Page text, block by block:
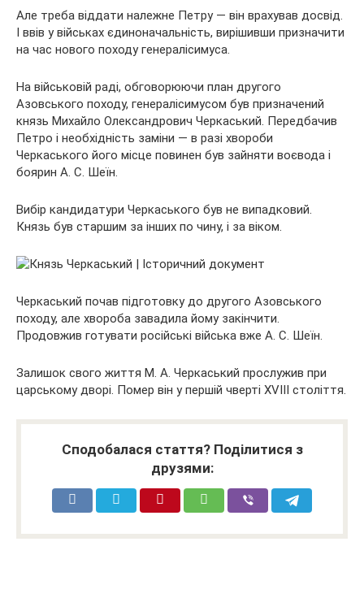
Але треба віддати належне Петру — він врахував досвід.
І ввів у військах єдиноначальність, вирішивши призначити
на час нового походу генералісимуса.
На військовій раді, обговорюючи план другого
Азовського походу, генералісимусом був призначений
князь Михайло Олександрович Черкаський. Передбачив
Петро і необхідність заміни — в разі хвороби
Черкаського його місце повинен був зайняти воєвода і
боярин А. С. Шеїн.
Вибір кандидатури Черкаського був не випадковий.
Князь був старшим за інших по чину, і за віком.
Черкаський почав підготовку до другого Азовського
походу, але хвороба завадила йому закінчити.
Продовжив готувати російські війська вже А. С. Шеїн.
Залишок свого життя М. А. Черкаський прослужив при
царському дворі. Помер він у першій чверті XVIII століття.
Сподобалася стаття? Поділитися з
друзями: